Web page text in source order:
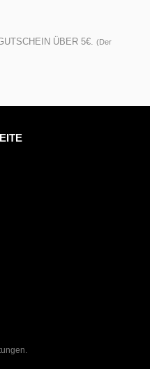
ÜBER 5€. (Der